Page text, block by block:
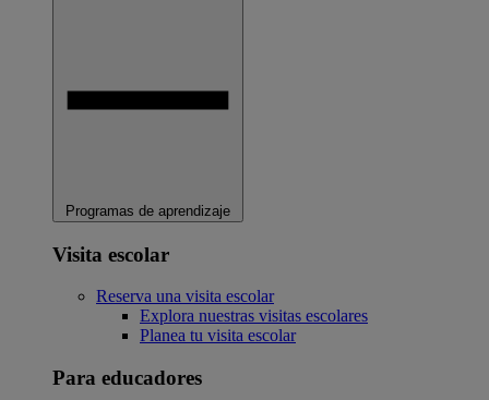
Programas de aprendizaje
Visita escolar
Reserva una visita escolar
Explora nuestras visitas escolares
Planea tu visita escolar
Para educadores